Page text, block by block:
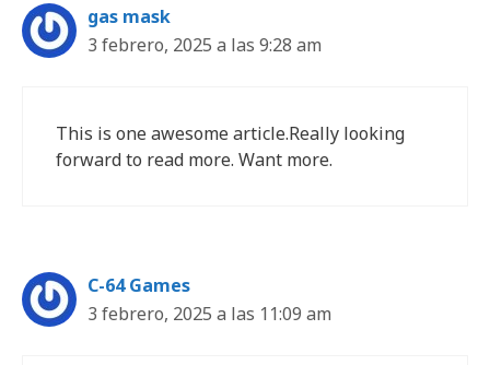
gas mask
3 febrero, 2025 a las 9:28 am
This is one awesome article.Really looking
forward to read more. Want more.
C-64 Games
3 febrero, 2025 a las 11:09 am